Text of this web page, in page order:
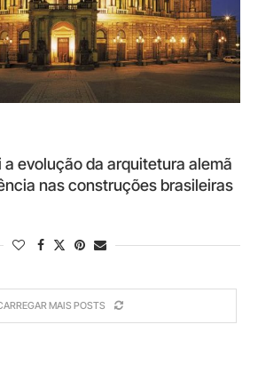
a evolução da arquitetura alemã
nas construções brasileiras
MAIS POSTS